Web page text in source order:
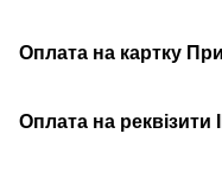
Оплата на картку
Оплата на реквізити